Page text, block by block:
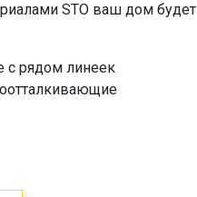
STO ваш дом будет
с рядом линеек